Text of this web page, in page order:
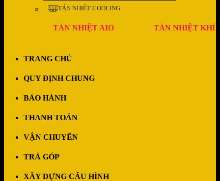
TẢN NHIỆT COOLING
TẢN NHIỆT AIO TẢN NHIỆT KHÍ
TRANG CHỦ
QUY ĐỊNH CHUNG
BẢO HÀNH
THANH TOÁN
VẬN CHUYỂN
TRẢ GÓP
XÂY DỰNG CẤU HÌNH